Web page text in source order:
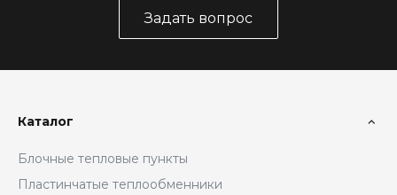
Задать вопрос
Каталог
Блочные тепловые пункты
Пластинчатые теплообменники